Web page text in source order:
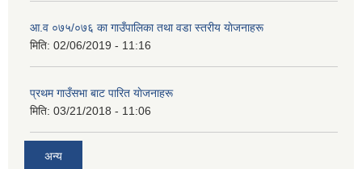
आ‍.व ०७५/०७६ का गाउँपालिका तथा वडा स्तरीय याेजनाहरू
मिति: 02/06/2019 - 11:16
प्रथम गाउँसभा बाट पारित याेजनाहरू
मिति: 03/21/2018 - 11:06
अन्य